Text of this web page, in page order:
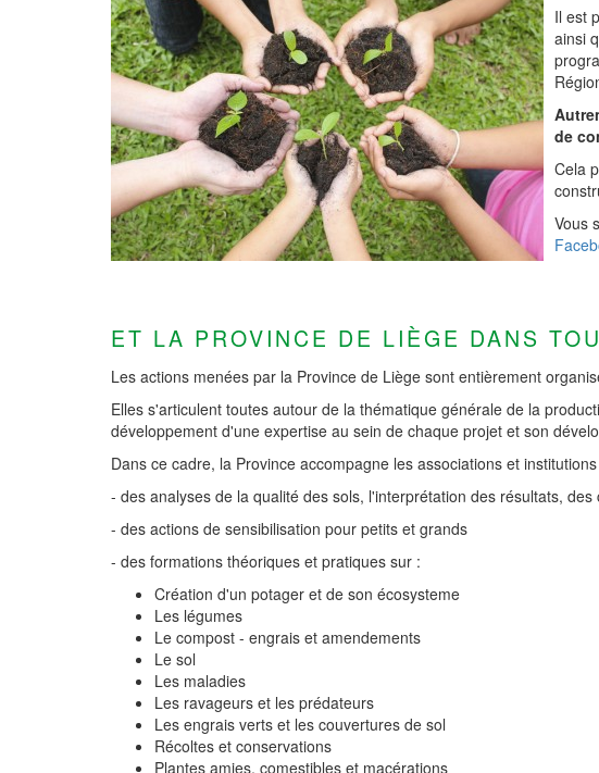
Il est
ainsi
de
Cela
Vous
ET LA PROVINCE DE LIÈGE DANS
Les actions menées par la Province de Liège sont entièrement
Elles s'articulent toutes autour de la thématique générale de la
développement d'une expertise au sein de chaque projet et son
Dans ce cadre, la Province accompagne les associations et
- des analyses de la qualité des sols, l'interprétation des résultats,
- des actions de sensibilisation pour petits et grands
- des formations théoriques et pratiques sur :
Création d'un potager et de son écosysteme
Les légumes
Le compost - engrais et amendements
Le sol
Les maladies
Les ravageurs et les prédateurs
Les engrais verts et les couvertures de sol
Récoltes et conservations
Plantes amies, comestibles et macérations